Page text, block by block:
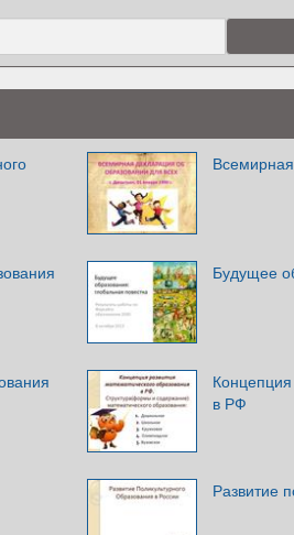
Будущее
в РФ
Развитие